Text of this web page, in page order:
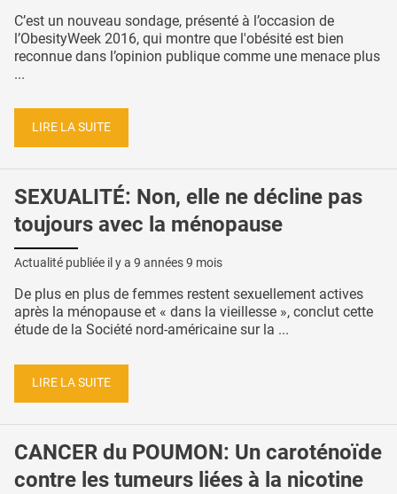
C’est un nouveau sondage, présenté à l’occasion de
l’ObesityWeek 2016, qui montre que l'obésité est bien
reconnue dans l’opinion publique comme une menace plus
...
LIRE LA SUITE
SEXUALITÉ: Non, elle ne décline pas
toujours avec la ménopause
Actualité publiée il y a 9 années 9 mois
De plus en plus de femmes restent sexuellement actives
après la ménopause et « dans la vieillesse », conclut cette
étude de la Société nord-américaine sur la ...
LIRE LA SUITE
CANCER du POUMON: Un caroténoïde
contre les tumeurs liées à la nicotine